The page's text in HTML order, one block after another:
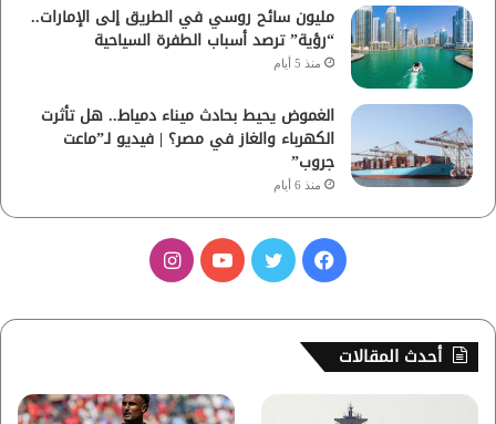
مليون سائح روسي في الطريق إلى الإمارات..
“رؤية” ترصد أسباب الطفرة السياحية
منذ 5 أيام
الغموض يحيط بحادث ميناء دمياط.. هل تأثرت
الكهرباء والغاز في مصر؟ | فيديو لـ”ماعت
جروب”
منذ 6 أيام
س
ب
ي
ت
أحدث المقالات